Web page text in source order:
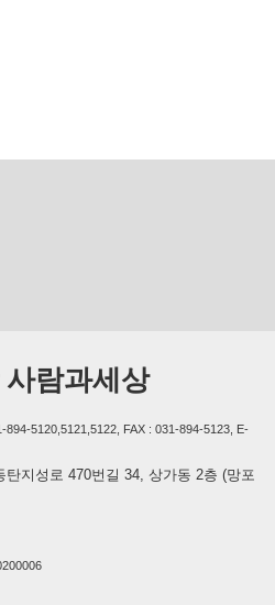
람과세상
5120,5121,5122, FAX : 031-894-5123, E-
지성로 470번길 34, 상가동 2층 (망포